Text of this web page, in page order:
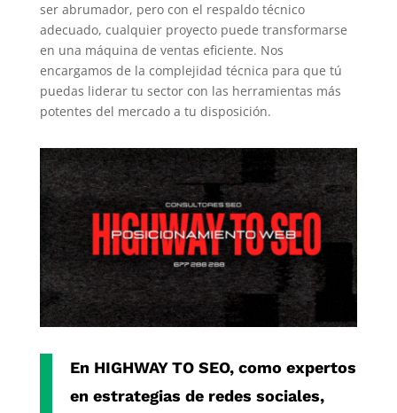
ser abrumador, pero con el respaldo técnico
adecuado, cualquier proyecto puede transformarse
en una máquina de ventas eficiente. Nos
encargamos de la complejidad técnica para que tú
puedas liderar tu sector con las herramientas más
potentes del mercado a tu disposición.
En HIGHWAY TO SEO, como expertos
en estrategias de redes sociales,